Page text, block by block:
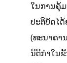
ໃນການຄຸ້
ປະຕິບັດໄດ້
(ທະນາຄາ
ນິຕິກໍາໃນ